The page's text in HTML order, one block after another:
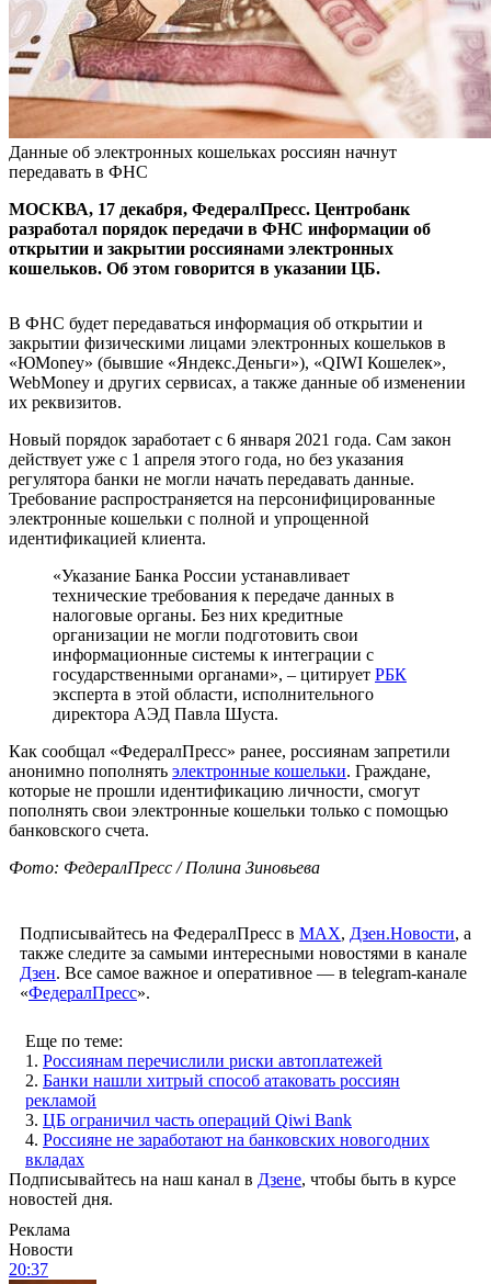
Данные об электронных кошельках россиян начнут
передавать в ФНС
МОСКВА, 17 декабря, ФедералПресс. Центробанк
разработал порядок передачи в ФНС информации об
открытии и закрытии россиянами электронных
кошельков. Об этом говорится в указании ЦБ.
В ФНС будет передаваться информация об открытии и
закрытии физическими лицами электронных кошельков в
«ЮMoney» (бывшие «Яндекс.Деньги»), «QIWI Кошелек»,
WebMoney и других сервисах, а также данные об изменении
их реквизитов.
Новый порядок заработает с 6 января 2021 года. Сам закон
действует уже с 1 апреля этого года, но без указания
регулятора банки не могли начать передавать данные.
Требование распространяется на персонифицированные
электронные кошельки с полной и упрощенной
идентификацией клиента.
«Указание Банка России устанавливает
технические требования к передаче данных в
налоговые органы. Без них кредитные
организации не могли подготовить свои
информационные системы к интеграции с
государственными органами», – цитирует РБК
эксперта в этой области, исполнительного
директора АЭД Павла Шуста.
Как сообщал «ФедералПресс» ранее, россиянам запретили
анонимно пополнять электронные кошельки. Граждане,
которые не прошли идентификацию личности, смогут
пополнять свои электронные кошельки только с помощью
банковского счета.
Фото: ФедералПресс / Полина Зиновьева
Подписывайтесь на ФедералПресс в МАХ, Дзен.Новости, а
также следите за самыми интересными новостями в канале
Дзен. Все самое важное и оперативное — в telegram-канале
«ФедералПресс».
Еще по теме:
1. Россиянам перечислили риски автоплатежей
2. Банки нашли хитрый способ атаковать россиян
рекламой
3. ЦБ ограничил часть операций Qiwi Bank
4. Россияне не заработают на банковских новогодних
вкладах
Подписывайтесь на наш канал в Дзене, чтобы быть в курсе
новостей дня.
Реклама
Новости
20:37